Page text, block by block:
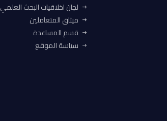
لجان اخلاقيات البحث العلمي
ميثاق المتعاملين
قسم المساعدة
سياسة الموقع